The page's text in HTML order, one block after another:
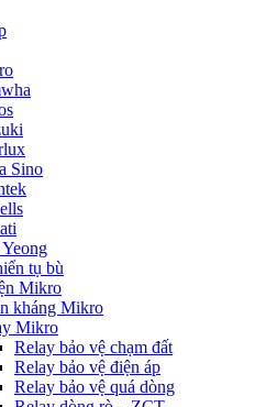
Sino
tụ bù
Mikro
kháng Mikro
Mikro
Relay bảo vệ chạm đất
Relay bảo vệ điện áp
Relay bảo vệ quá dòng